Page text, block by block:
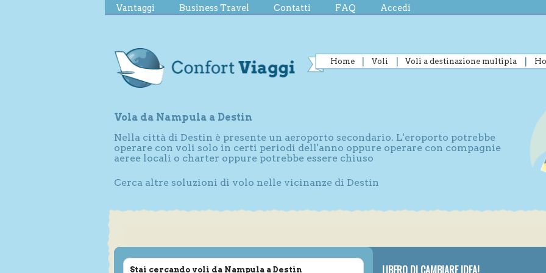
Vantaggi Business Travel Contatti FAQ Accedi
Home Voli Voli a destinazione multipla
Vola da Nampula a Destin
Nella città di Destin è presente un aeroporto secondario. L'eroporto potrebbe
operare con voli solo in certi periodi dell'anno oppure operare con compagnie
aeree locali o charter oppure potrebbe essere chiuso
Cerca altre soluzioni di volo nelle vicinanze di Destin
Stai cercando voli da Nampula a Destin LIBERO DI CAMBIARE IDEA!